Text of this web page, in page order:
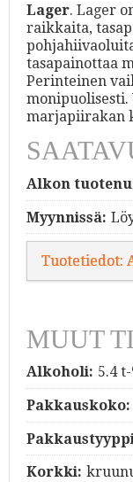
Lager. Lager
raikkaita,
tasapainottaa
Perinteinen
monipuolisesti.
marjapiirakan
Alkon
Myynnissä:
Tuotetiedot:
MUUT
Alkoholi: 5.4
Pakkauskoko:
Korkki: